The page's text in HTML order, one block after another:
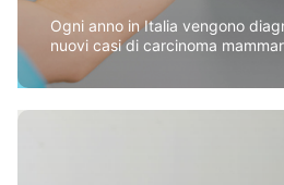
Ogni anno in Italia vengono
nuovi casi di carcinoma